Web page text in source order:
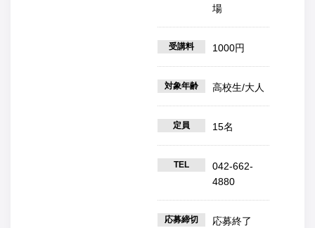
場
受講料 1000円
対象年齢 高校生/大人
定員 15名
TEL
042-662-
4880
応募締切 応募終了